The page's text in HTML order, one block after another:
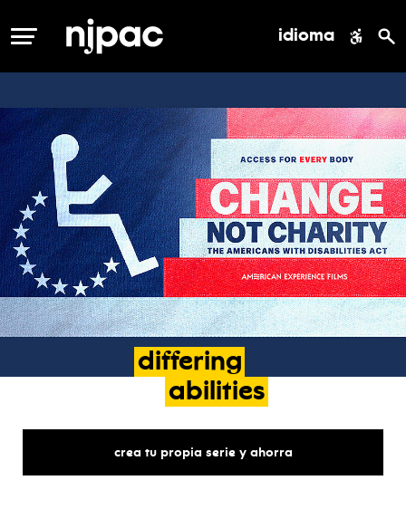
MENÚ idioma
differing
abilities
crea tu propia serie y ahorra